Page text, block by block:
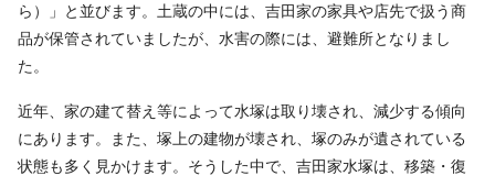
ら）」と並びます。土蔵の中には、吉田家の家具や店先で扱う商
品が保管されていましたが、水害の際には、避難所となりまし
た。
近年、家の建て替え等によって水塚は取り壊され、減少する傾向
にあります。また、塚上の建物が壊され、塚のみが遺されている
状態も多く見かけます。そうした中で、吉田家水塚は、移築・復